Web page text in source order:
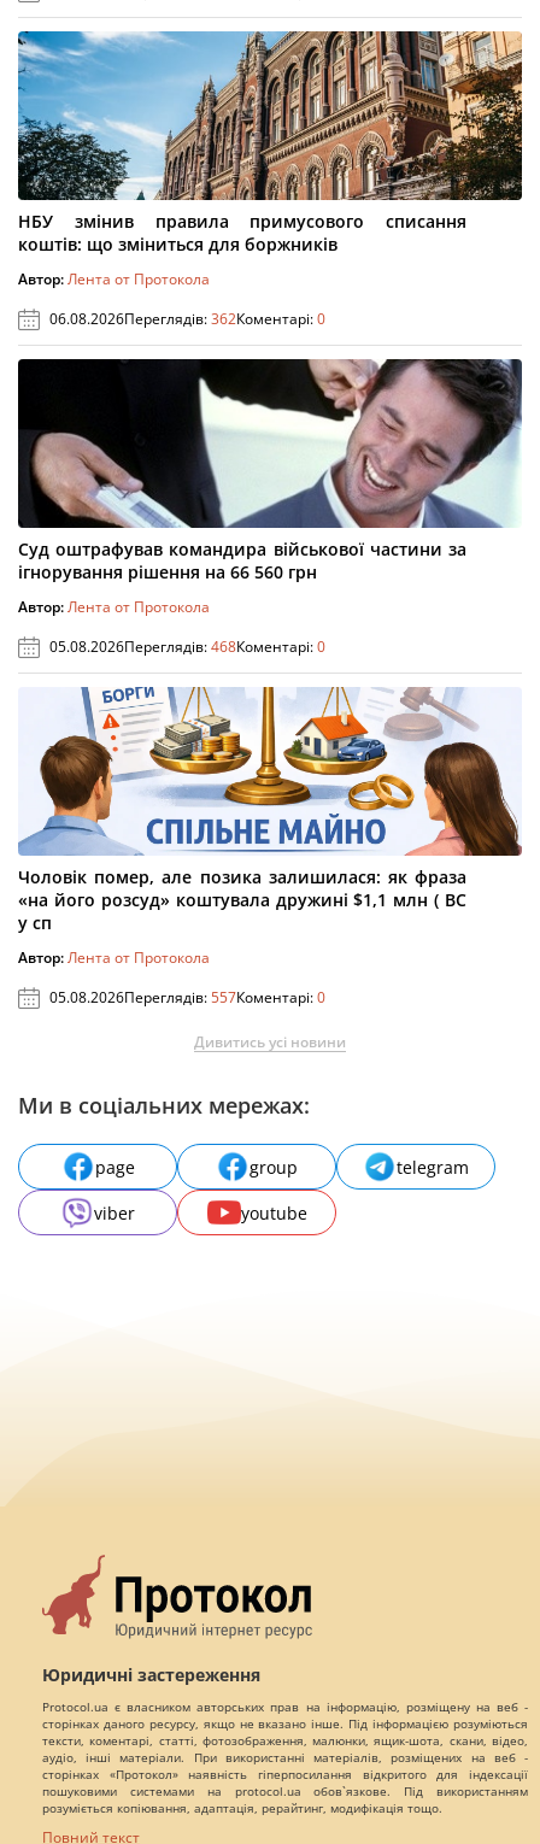
НБУ змінив правила примусового списання
коштів: що зміниться для боржників
Автор:Лента от Протокола
06.08.2026Переглядів:362Коментарі:0
Суд оштрафував командира військової частини за
ігнорування рішення на 66 560 грн
Автор:Лента от Протокола
05.08.2026Переглядів:468Коментарі:0
Чоловік помер, але позика залишилася: як фраза
«на його розсуд» коштувала дружині $1,1 млн ( ВС
у сп
Автор:Лента от Протокола
05.08.2026Переглядів:557Коментарі:0
Дивитись усі новини
Ми в соціальних мережах:
page group
telegram
viber
youtube
Юридичні застереження
Protocol.ua є власником авторських прав на інформацію, розміщену на веб -
сторінках даного ресурсу, якщо не вказано інше. Під інформацією розуміються
тексти, коментарі, статті, фотозображення, малюнки, ящик-шота, скани, відео,
аудіо, інші матеріали. При використанні матеріалів, розміщених на веб -
сторінках «Протокол» наявність гіперпосилання відкритого для індексації
пошуковими системами на protocol.ua обов`язкове. Під використанням
розуміється копіювання, адаптація, рерайтинг, модифікація тощо.
Повний текст